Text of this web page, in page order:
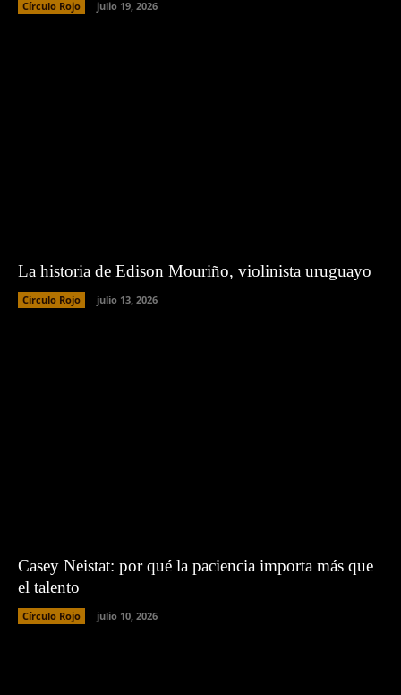
Círculo Rojo julio 19, 2026
La historia de Edison Mouriño, violinista uruguayo
Círculo Rojo julio 13, 2026
Casey Neistat: por qué la paciencia importa más que
el talento
Círculo Rojo julio 10, 2026